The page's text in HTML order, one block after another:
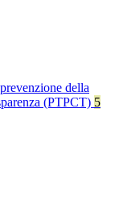
della
(PTPCT) 5